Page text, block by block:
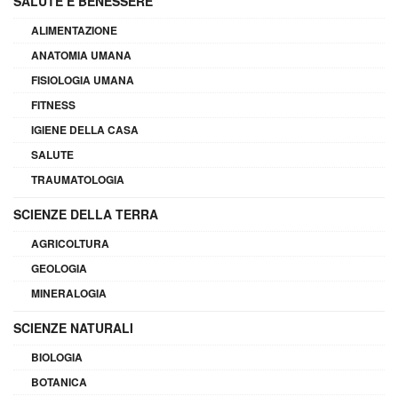
ALIMENTAZIONE
ANATOMIA UMANA
FISIOLOGIA UMANA
FITNESS
IGIENE DELLA CASA
SALUTE
TRAUMATOLOGIA
SCIENZE DELLA TERRA
AGRICOLTURA
GEOLOGIA
MINERALOGIA
SCIENZE NATURALI
BIOLOGIA
BOTANICA